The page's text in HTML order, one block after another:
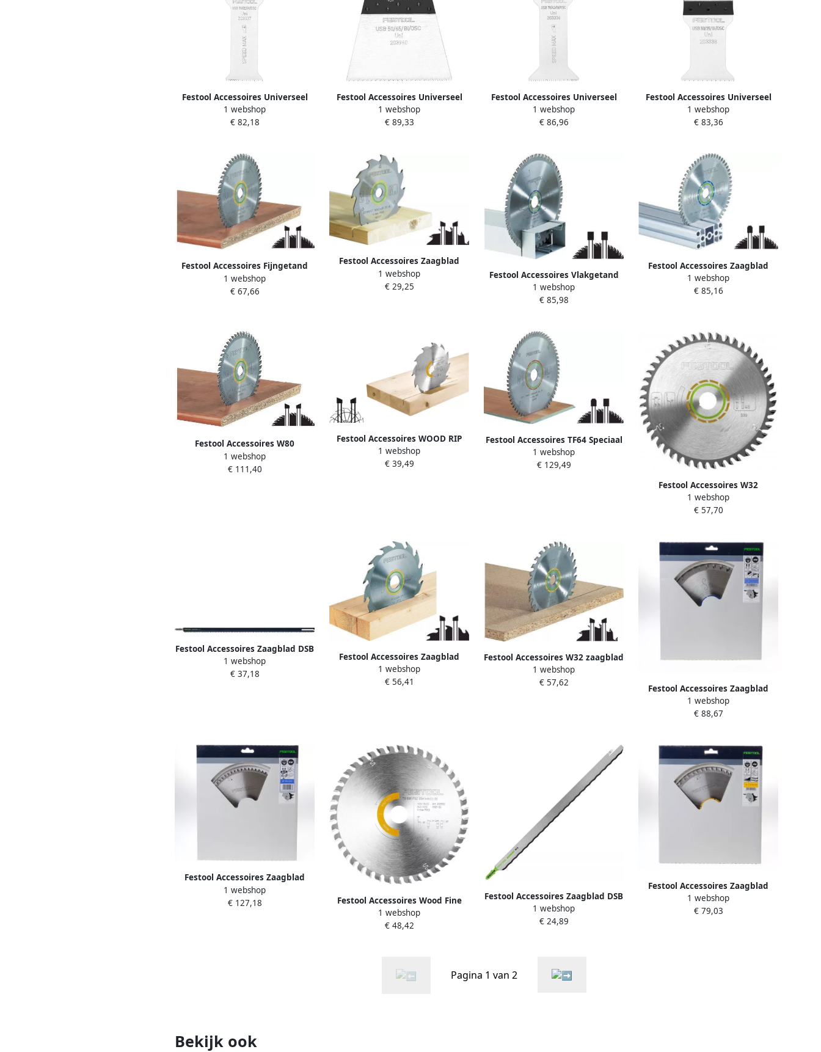
Festool Accessoires Universeel
zaagblad USB 78 32 Bi OSC 5
203337
1 webshop
€ 82,18
Festool Accessoires Universeel
zaagblad USB 50 65 Bi OSC 5
203960
1 webshop
€ 89,33
Festool Accessoires Universeel
zaagblad USB 78 42 Bi OSC 5
203336
1 webshop
€ 86,96
Festool Accessoires Universeel
zaagblad USB 50 35 Bi OSC 5
203338
1 webshop
€ 83,36
Festool Accessoires Fijngetand
zaagblad 190x2 8x30 W48 486297
1 webshop
€ 67,66
Festool Accessoires Zaagblad
160x2 2x20 W18 768129
1 webshop
€ 29,25
Festool Accessoires Vlakgetand
zaagblad 230x2 5x30 F48 500651
1 webshop
€ 85,98
Festool Accessoires Zaagblad
voor TS 55 EBQ | 160mm TF52
496306
1 webshop
€ 85,16
Festool Accessoires W80
Fijngetand zaagblad | 260x2
5x30 | 494605
1 webshop
€ 111,40
Festool Accessoires WOOD RIP
CUT HW | Cirkelzaagblad | 160x1
8x20 PW12 205550
1 webshop
€ 39,49
Festool Accessoires TF64 Speciaal
zaagblad | 260x2 5x30 | 494606
1 webshop
€ 129,49
Festool Accessoires W32
Zaagblad | 225x2 6x30 | 488288
1 webshop
€ 57,70
Festool Accessoires Zaagblad DSB
350 G 575415
1 webshop
€ 37,18
Festool Accessoires Zaagblad
voor TS 75 | PW16 | 493196
1 webshop
€ 56,41
Festool Accessoires W32 zaagblad
| 190x2 6 FF | 492048
1 webshop
€ 57,62
Festool Accessoires Zaagblad
voor TS 75 | F36 | 493351
1 webshop
€ 88,67
Festool Accessoires Zaagblad
voor TS 75 | TF72 | 493201
1 webshop
€ 127,18
Festool Accessoires Wood Fine
Cut | Fijngetand zaagblad | HW
160x1 8x20 WD42 205553
1 webshop
€ 48,42
Festool Accessoires Zaagblad DSB
240 W 575416
1 webshop
€ 24,89
Festool Accessoires Zaagblad
voor TS 75 | W52 | 493199
1 webshop
€ 79,03
Pagina 1 van 2
Bekijk ook